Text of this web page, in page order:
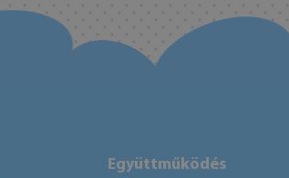
Együttműködés